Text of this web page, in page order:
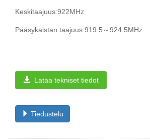
Keskitaajuus:922MHz
Pääsykaistan taajuus:919.5～924.5MHz
Lataa tekniset tiedot
Tiedustelu